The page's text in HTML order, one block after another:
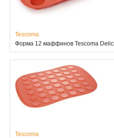
Tescoma
Форма 12 маффинов Tescoma
Tescoma